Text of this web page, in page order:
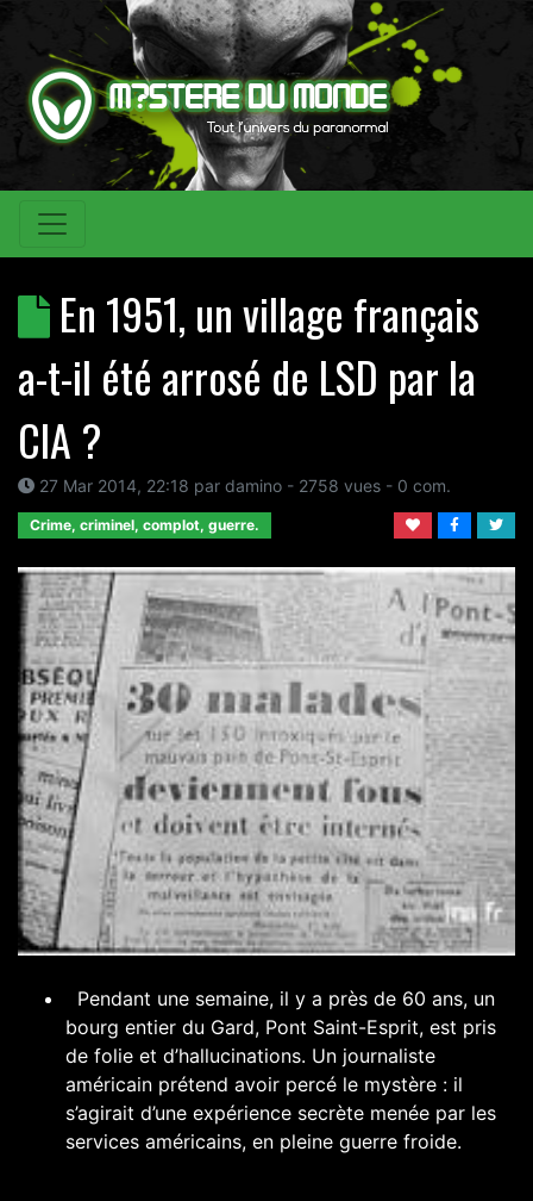
En 1951, un village français
a-t-il été arrosé de LSD par la
CIA ?
27 Mar 2014, 22:18 par damino - 2758 vues - 0 com.
Crime, criminel, complot, guerre.
Pendant une semaine, il y a près de 60 ans, un
bourg entier du Gard, Pont Saint-Esprit, est pris
de folie et d’hallucinations. Un journaliste
américain prétend avoir percé le mystère : il
s’agirait d’une expérience secrète menée par les
services américains, en pleine guerre froide.